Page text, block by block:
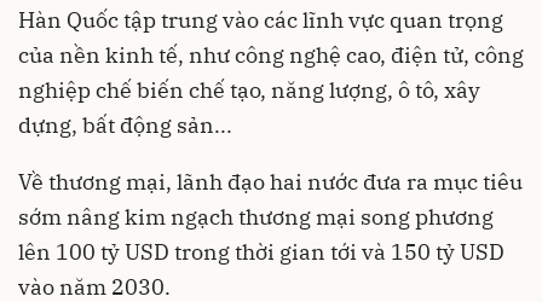
Hàn Quốc tập trung vào các lĩnh vực quan trọng
của nền kinh tế, như công nghệ cao, điện tử, công
nghiệp chế biến chế tạo, năng lượng, ô tô, xây
dựng, bất động sản...
Về thương mại, lãnh đạo hai nước đưa ra mục tiêu
sớm nâng kim ngạch thương mại song phương
lên 100 tỷ USD trong thời gian tới và 150 tỷ USD
vào năm 2030.